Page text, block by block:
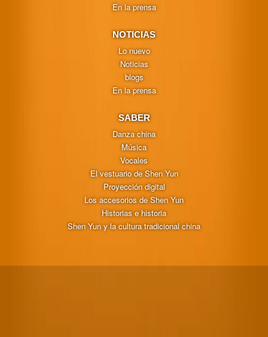
En la prensa
NOTICIAS
Lo nuevo
Noticias
blogs
En la prensa
SABER
Danza china
Música
Vocales
El vestuario de Shen Yun
Proyección digital
Los accesorios de Shen Yun
Historias e historia
Shen Yun y la cultura tradicional china